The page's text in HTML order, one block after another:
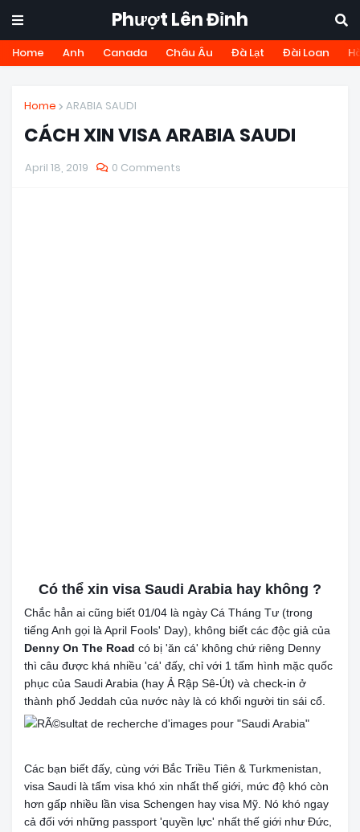
Phượt Lên Đỉnh
Home Anh Canada Châu Âu Đà Lạt Đài Loan
Home ARABIA SAUDI
CÁCH XIN VISA ARABIA SAUDI
April 18, 2019 0 Comments
Có thể xin visa Saudi Arabia hay không ?
Chắc hẳn ai cũng biết 01/04 là ngày Cá Tháng Tư (trong
tiếng Anh gọi là April Fools' Day), không biết các độc giả của
Denny On The Road có bị 'ăn cá' không chứ riêng Denny
thì câu được khá nhiều 'cá' đấy, chỉ với 1 tấm hình mặc quốc
phục của Saudi Arabia (hay Ả Rập Sê-Út) và check-in ở
thành phố Jeddah của nước này là có khối người tin sái cổ.
Các bạn biết đấy, cùng với Bắc Triều Tiên & Turkmenistan,
visa Saudi là tấm visa khó xin nhất thế giới, mức độ khó còn
hơn gấp nhiều lần visa Schengen hay visa Mỹ. Nó khó ngay
cả đối với những passport 'quyền lực' nhất thế giới như Đức,